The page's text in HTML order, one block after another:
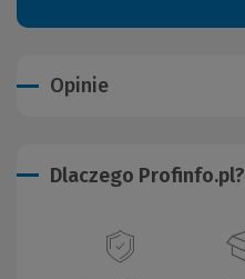
Opinie
Dlaczego Profinfo.pl?